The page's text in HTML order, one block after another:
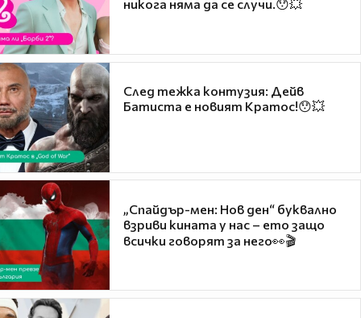
никога няма да се случи.😯💥
След тежка контузия: Дейв
Батиста е новият Кратос!😯💥
„Спайдър-мен: Нов ден“ буквално
взриви кината у нас – ето защо
всички говорят за него👀🎬